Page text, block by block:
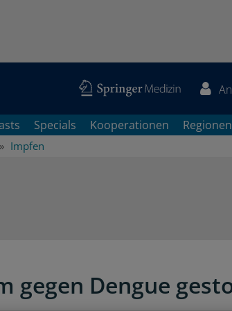
Specials Kooperationen Regionen
Impfen
gegen Dengue